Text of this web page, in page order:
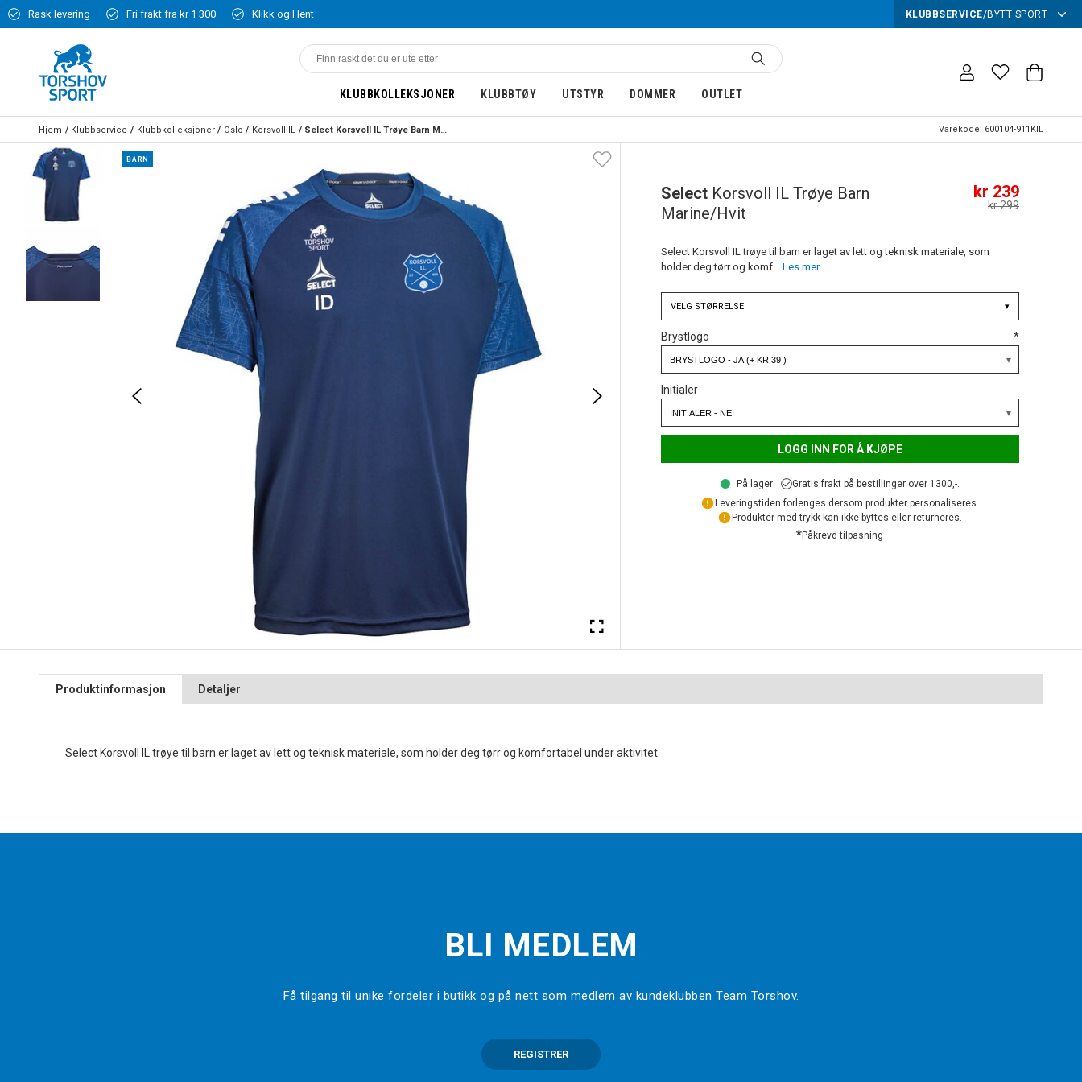
Rask levering Fri frakt fra kr 1 300 Klikk og Hent KLUBBSERVICE/BYTT SPORT
KLUBBKOLLEKSJONER KLUBBTØY UTSTYR DOMMER OUTLET
Hjem Klubbservice Klubbkolleksjoner Oslo Korsvoll IL Select Korsvoll IL Trøye Barn Marine/Hvit Varekode: 600104-911KIL
BARN
Select Korsvoll IL Trøye Barn
Marine/Hvit
kr 239
kr 299
Select Korsvoll IL trøye til barn er laget av lett og teknisk materiale, som
holder deg tørr og komf... Les mer.
VELG STØRRELSE ▾
Brystlogo *
Initialer
LOGG INN FOR Å KJØPE
På lager
Gratis frakt på bestillinger over 1300,-.
Leveringstiden forlenges dersom produkter personaliseres.
Produkter med trykk kan ikke byttes eller returneres.
*Påkrevd tilpasning
Produktinformasjon Detaljer
Select Korsvoll IL trøye til barn er laget av lett og teknisk materiale, som holder deg tørr og komfortabel under aktivitet.
BLI MEDLEM
Få tilgang til unike fordeler i butikk og på nett som medlem av kundeklubben Team Torshov.
REGISTRER